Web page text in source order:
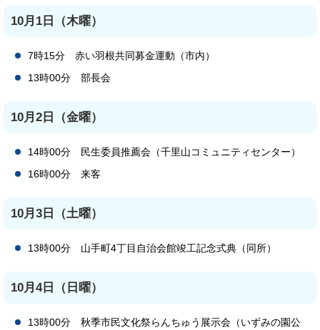
10月1日（木曜）
7時15分 赤い羽根共同募金運動（市内）
13時00分 部長会
10月2日（金曜）
14時00分 民生委員推薦会（千里山コミュニティセンター）
16時00分 来客
10月3日（土曜）
13時00分 山手町4丁目自治会館竣工記念式典（同所）
10月4日（日曜）
13時00分 秋季市民文化祭らんちゅう展示会（いずみの園公